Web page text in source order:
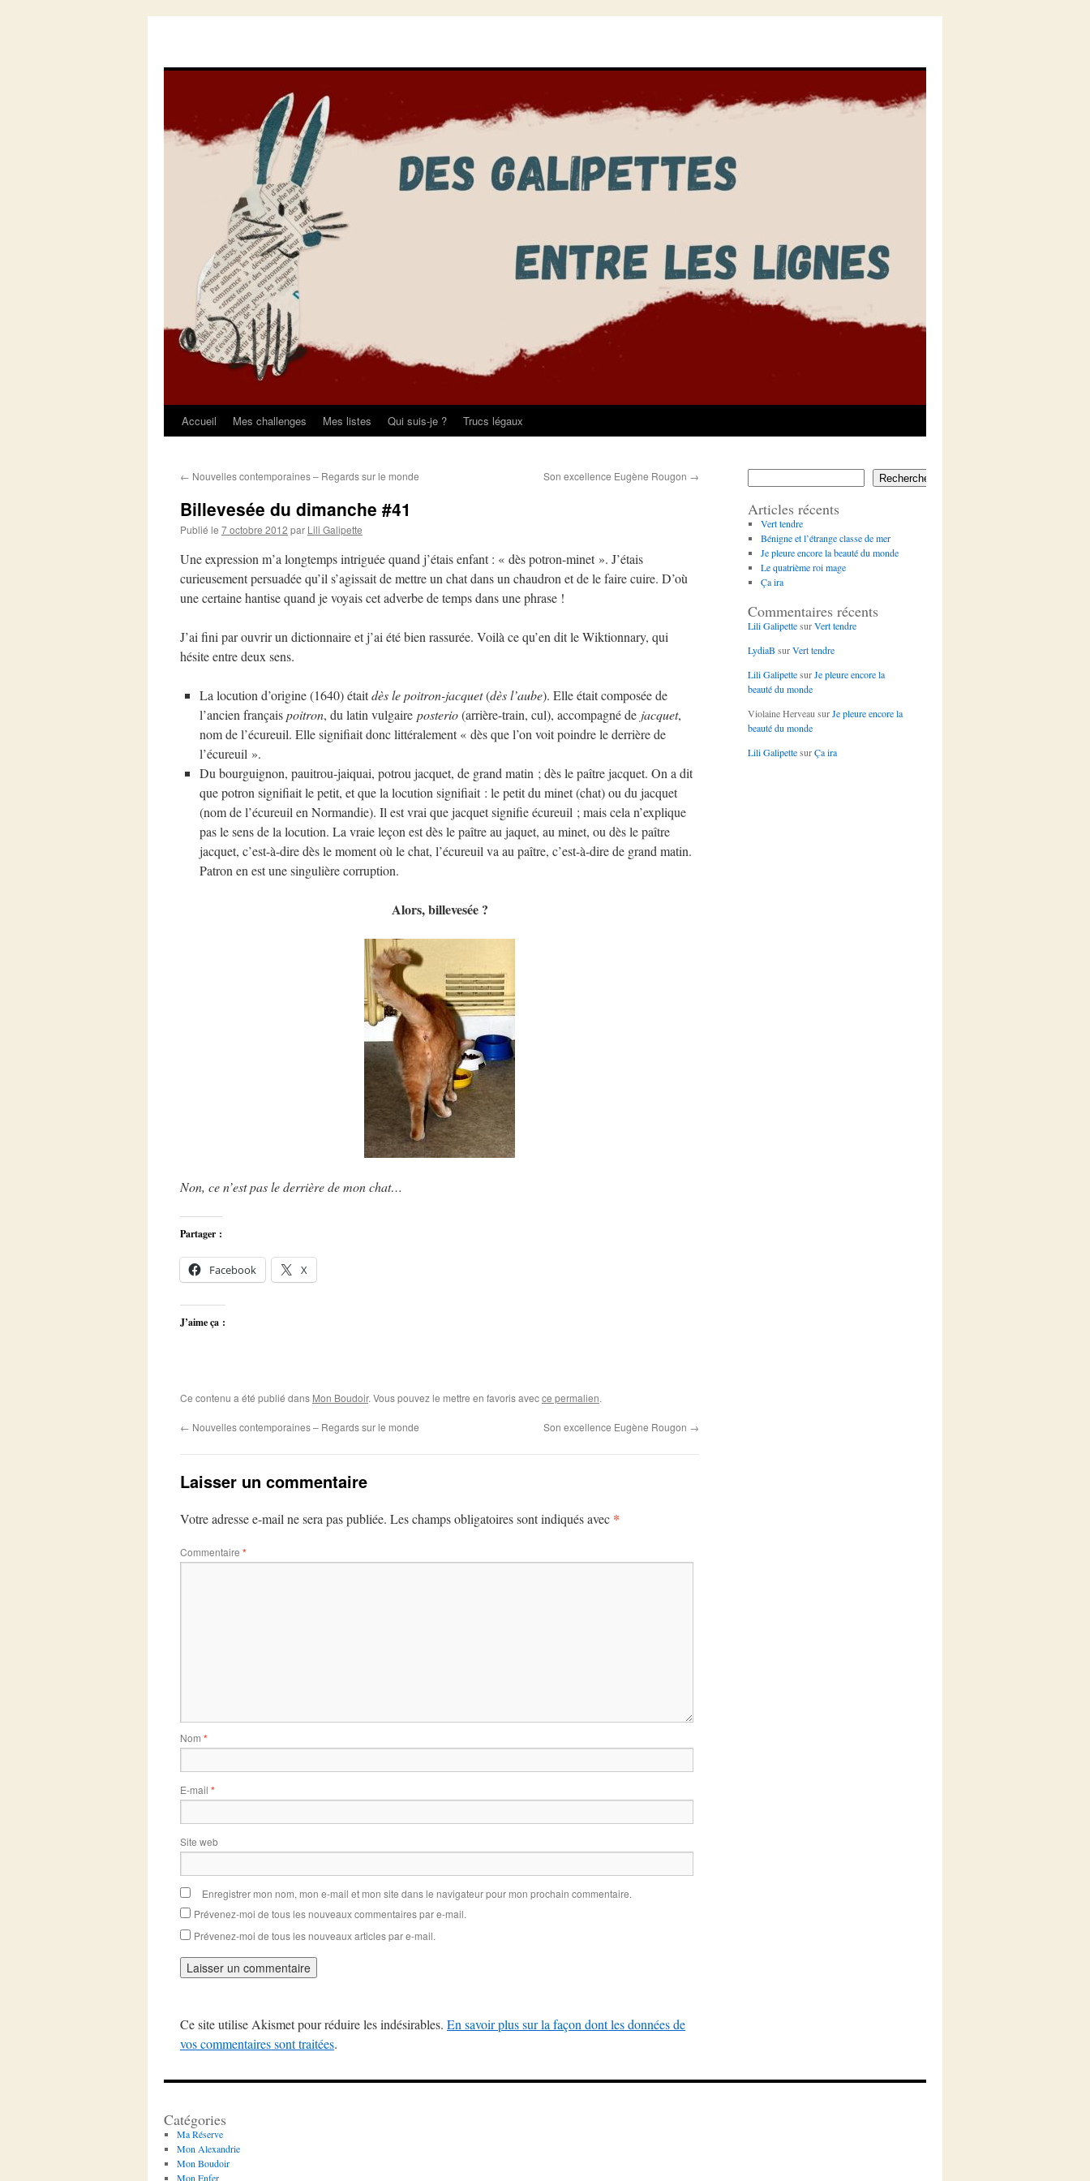
Aller
contenu
Accueil Mes challenges Mes listes Qui suis-je ? Trucs légaux
← Nouvelles contemporaines – Regards sur le monde Son excellence Eugène Rougon →
Billevesée du dimanche #41
Publié le 7 octobre 2012 par Lili Galipette
Une expression m’a longtemps intriguée quand j’étais enfant : « dès potron-minet ». J’étais
curieusement persuadée qu’il s’agissait de mettre un chat dans un chaudron et de le faire cuire. D’où
une certaine hantise quand je voyais cet adverbe de temps dans une phrase !
J’ai fini par ouvrir un dictionnaire et j’ai été bien rassurée. Voilà ce qu’en dit le Wiktionnary, qui
hésite entre deux sens.
La locution d’origine (1640) étaitdès le poitron-jacquet(dès l’aube). Elle était composée de
l’ancien françaispoitron, du latin vulgaire posterio(arrière-train, cul), accompagné de jacquet,
nom de l’écureuil. Elle signifiait donc littéralement « dès que l’on voit poindre le derrière de
l’écureuil ».
Du bourguignon, pauitrou-jaiquai, potrou jacquet, de grand matin ; dès le paître jacquet. On a dit
que potron signifiait le petit, et que la locution signifiait : le petit du minet (chat) ou du jacquet
(nom de l’écureuil en Normandie). Il est vrai que jacquet signifie écureuil ; mais cela n’explique
pas le sens de la locution. La vraie leçon est dès le paître au jaquet, au minet, ou dès le paître
jacquet, c’est-à-dire dès le moment où le chat, l’écureuil va au paître, c’est-à-dire de grand matin.
Patron en est une singulière corruption.
Alors, billevesée ?
Non, ce n’est pas le derrière de mon chat…
Partager :
Facebook X
J’aime ça :
Ce contenu a été publié dans Mon Boudoir. Vous pouvez le mettre en favoris avecce permalien.
← Nouvelles contemporaines – Regards sur le monde Son excellence Eugène Rougon →
Laisser un commentaire
Votre adresse e-mail ne sera pas publiée. Les champs obligatoires sont indiqués avec *
Commentaire *
Nom *
E-mail *
Site web
Enregistrer mon nom, mon e-mail et mon site dans le navigateur pour mon prochain commentaire.
Prévenez-moi de tous les nouveaux commentaires par e-mail.
Prévenez-moi de tous les nouveaux articles par e-mail.
Ce site utilise Akismet pour réduire les indésirables. En savoir plus sur la façon dont les données de
vos commentaires sont traitées.
Rechercher
Articles récents
Vert tendre
Bénigne et l’étrange classe de mer
Je pleure encore la beauté du monde
Le quatrième roi mage
Ça ira
Commentaires récents
Lili GalipettesurVert tendre
LydiaB surVert tendre
Lili GalipettesurJe pleure encore la
beauté du monde
Violaine Herveau surJe pleure encore la
beauté du monde
Lili GalipettesurÇa ira
Catégories
Ma Réserve
Mon Alexandrie
Mon Boudoir
Mon Enfer